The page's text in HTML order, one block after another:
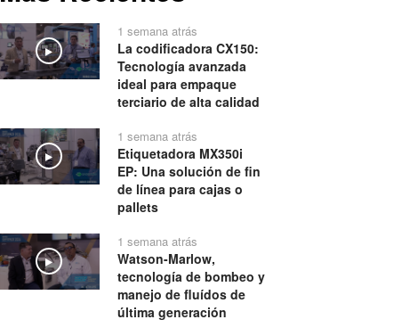
Play
1 semana atrás
La codificadora CX150:
Tecnología avanzada
ideal para empaque
terciario de alta calidad
Play
1 semana atrás
Etiquetadora MX350i
EP: Una solución de fin
de línea para cajas o
pallets
Play
1 semana atrás
Watson-Marlow,
tecnología de bombeo y
manejo de fluídos de
última generación